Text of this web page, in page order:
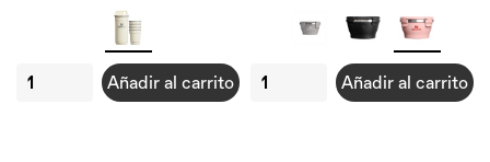
Añadir al carrito Añadir al carrito